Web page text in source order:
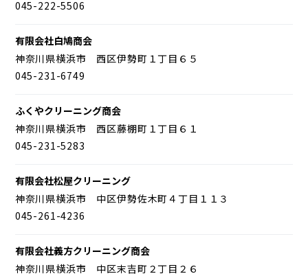
045-222-5506
有限会社白鳩商会
神奈川県横浜市 西区伊勢町１丁目６５
045-231-6749
ふくやクリーニング商会
神奈川県横浜市 西区藤棚町１丁目６１
045-231-5283
有限会社松屋クリーニング
神奈川県横浜市 中区伊勢佐木町４丁目１１３
045-261-4236
有限会社義方クリーニング商会
神奈川県横浜市 中区末吉町２丁目２６